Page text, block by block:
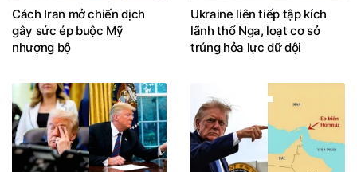
Cách Iran mở chiến dịch
gây sức ép buộc Mỹ
nhượng bộ
Ukraine liên tiếp tập kích
lãnh thổ Nga, loạt cơ sở
trúng hỏa lực dữ dội